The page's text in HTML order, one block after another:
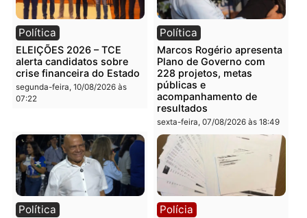
Rondônia
El Niño acende alerta:
Porto Velho pode enfrentar
seca prolongada, calor
extremo e nova batalha
contra a fumaça
segunda-feira, 10/08/2026 às
Polícia
PM encontra drogas em
bicicleta de falso
de salgados em Porto
Velho
segunda-feira, 10/08/2026 às
07:48
Política Política